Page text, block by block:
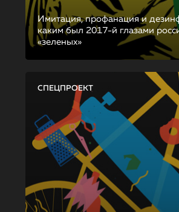
Имитация, профанация и
каким был 2017-й глазами
«зеленых»
СПЕЦПРОЕКТ